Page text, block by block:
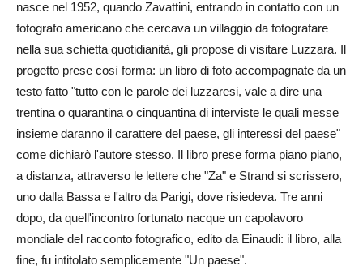
nasce nel 1952, quando Zavattini, entrando in contatto con un
fotografo americano che cercava un villaggio da fotografare
nella sua schietta quotidianità, gli propose di visitare Luzzara. Il
progetto prese così forma: un libro di foto accompagnate da un
testo fatto "tutto con le parole dei luzzaresi, vale a dire una
trentina o quarantina o cinquantina di interviste le quali messe
insieme daranno il carattere del paese, gli interessi del paese"
come dichiarò l'autore stesso. Il libro prese forma piano piano,
a distanza, attraverso le lettere che "Za" e Strand si scrissero,
uno dalla Bassa e l'altro da Parigi, dove risiedeva. Tre anni
dopo, da quell'incontro fortunato nacque un capolavoro
mondiale del racconto fotografico, edito da Einaudi: il libro, alla
fine, fu intitolato semplicemente "Un paese".